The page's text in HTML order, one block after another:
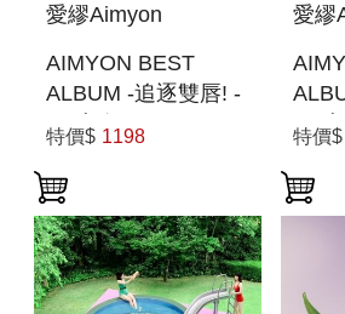
愛繆Aimyon
AIMYON BEST
ALBUM -追逐雙唇! -
(日本進口(3CD)) (預
購至8/18 12:00止)
特價$ 1198
愛繆
(日
12:00
特價$